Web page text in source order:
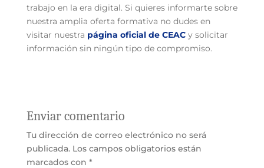
trabajo en la era digital. Si quieres informarte sobre
nuestra amplia oferta formativa no dudes en
visitar nuestra página oficial de CEACy solicitar
información sin ningún tipo de compromiso.
Enviar comentario
Tu dirección de correo electrónico no será
publicada. Los campos obligatorios están
marcados con *